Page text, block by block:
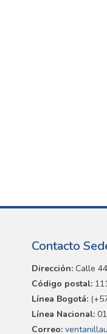
Contacto
Dirección: Calle
Código postal:
Línea Bogotá:
Línea Nacional:
Correo: